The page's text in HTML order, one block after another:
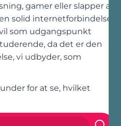
gamer eller slapper af
solid internetforbindelse
som udgangspunkt
da det er den
vi udbyder, som
for at se, hvilket